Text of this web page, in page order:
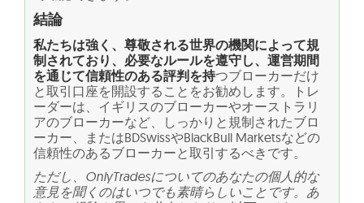
結論
私たちは強く、尊敬される世界の機関によって規
制されており、必要なルールを遵守し、運営期間
を通じて信頼性のある評判を持つブローカーだけ
と取引口座を開設することをお勧めします。トレ
ーダーは、イギリスのブローカーやオーストラリ
アのブローカーなど、しっかりと規制されたブロ
ーカー、またはBDSwissやBlackBull Marketsなどの
信頼性のあるブローカーと取引するべきです。
ただし、OnlyTradesについてのあなたの個人的な
意見を聞くのはいつでも素晴らしいことです。あ